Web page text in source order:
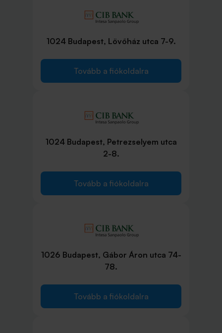
1024 Budapest, Lövőház utca 7-9.
Tovább a fiókoldalra
1024 Budapest, Petrezselyem utca
2-8.
Tovább a fiókoldalra
1026 Budapest, Gábor Áron utca 74-
78.
Tovább a fiókoldalra